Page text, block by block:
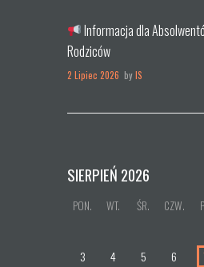
Informacja dla
Rodziców
2 Lipiec 2026 byIS
SIERPIEŃ 2026
PON. WT. ŚR. CZW.
3
4 5 6